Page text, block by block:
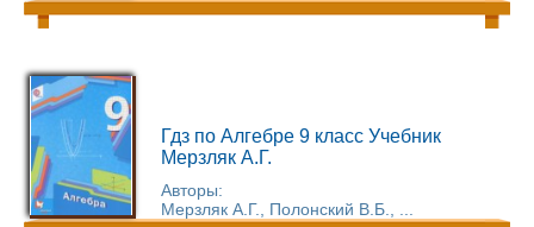
Гдз по Алгебре 9 класс Учебник
Мерзляк А.Г.
Авторы:
Мерзляк А.Г., Полонский В.Б., ...